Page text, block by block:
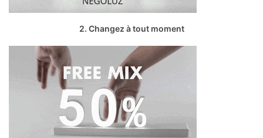
2. Changez à tout moment